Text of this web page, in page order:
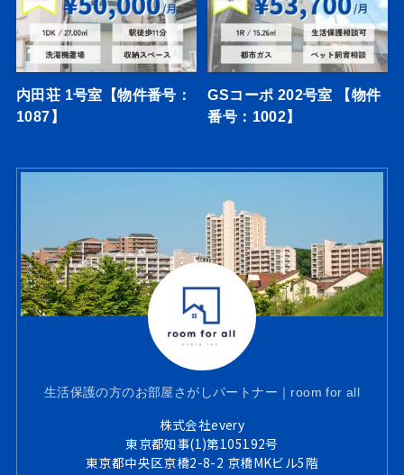
内田荘 1号室【物件番号：
1087】
GSコーポ 202号室 【物件
番号：1002】
生活保護の方のお部屋さがしパートナー｜room for all
株式会社every
東京都知事(1)第105192号
東京都中央区京橋2-8-2 京橋MKビル5階